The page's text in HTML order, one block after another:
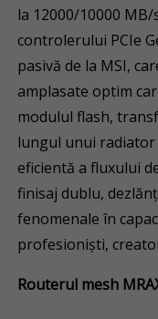
la 12000/10000
controlerului PCIe
pasivă de la MSI,
amplasate optim
modulul flash,
lungul unui
eficientă a fluxului
finisaj dublu,
fenomenale în
profesioniști,
Routerul mesh